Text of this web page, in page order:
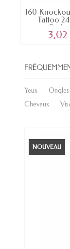
160
Tattoo
Yeux Ongles
Cheveux
NOUVEAU